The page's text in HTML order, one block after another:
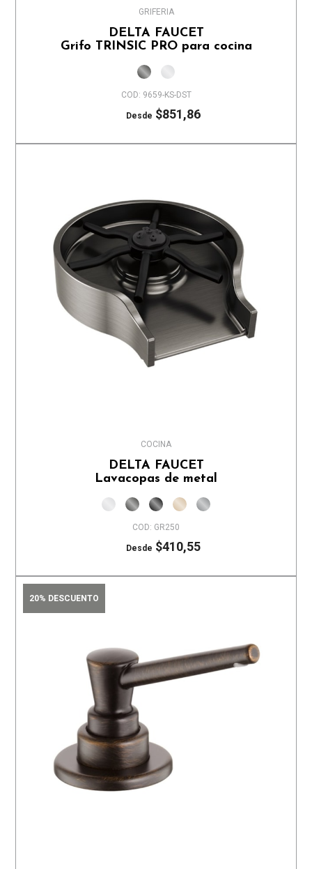
GRIFERIA
DELTA FAUCET
Grifo TRINSIC PRO para cocina
COD: 9659-KS-DST
Desde $851,86
COCINA
DELTA FAUCET
Lavacopas de metal
COD: GR250
Desde $410,55
20% DESCUENTO